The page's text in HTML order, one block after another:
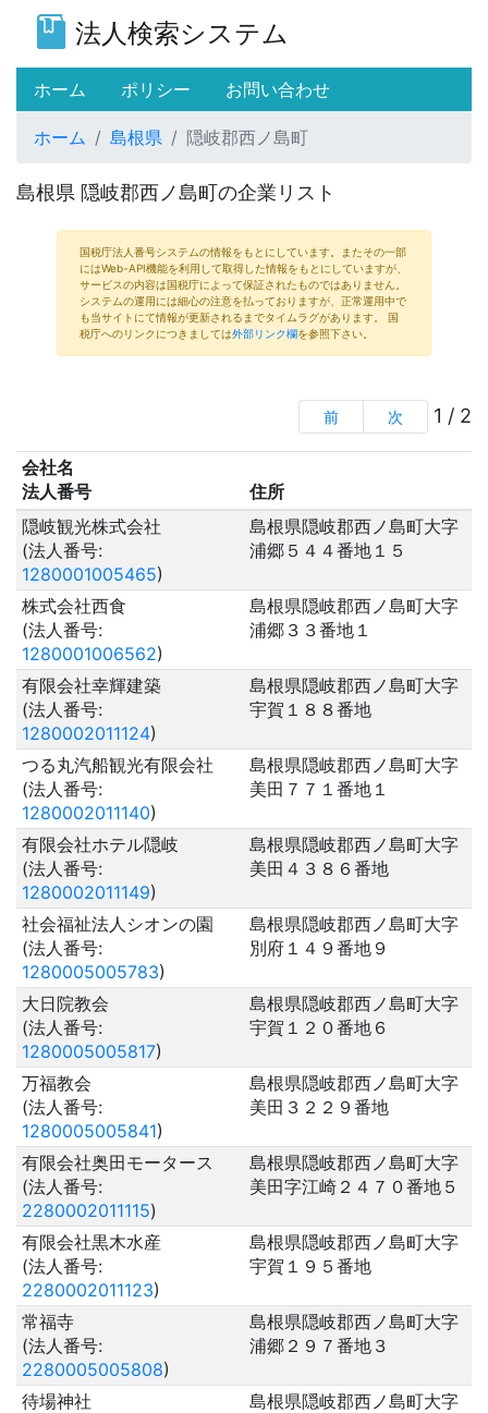
法人検索システム
ホーム (current)
ポリシー お問い合わせ
ホーム 島根県 隠岐郡西ノ島町
島根県 隠岐郡西ノ島町の企業リスト
国税庁法人番号システムの情報をもとにしています。またその一部
にはWeb-API機能を利用して取得した情報をもとにしていますが、
サービスの内容は国税庁によって保証されたものではありません。
システムの運用には細心の注意を払っておりますが、正常運用中で
も当サイトにて情報が更新されるまでタイムラグがあります。 国
税庁へのリンクにつきましては外部リンク欄を参照下さい。
前 次 1 / 2
会社名
法人番号
住所
隠岐観光株式会社
(法人番号:
1280001005465)
島根県隠岐郡西ノ島町大字
浦郷５４４番地１５
株式会社西食
(法人番号:
1280001006562)
島根県隠岐郡西ノ島町大字
浦郷３３番地１
有限会社幸輝建築
(法人番号:
1280002011124)
島根県隠岐郡西ノ島町大字
宇賀１８８番地
つる丸汽船観光有限会社
(法人番号:
1280002011140)
島根県隠岐郡西ノ島町大字
美田７７１番地１
有限会社ホテル隠岐
(法人番号:
1280002011149)
島根県隠岐郡西ノ島町大字
美田４３８６番地
社会福祉法人シオンの園
(法人番号:
1280005005783)
島根県隠岐郡西ノ島町大字
別府１４９番地９
大日院教会
(法人番号:
1280005005817)
島根県隠岐郡西ノ島町大字
宇賀１２０番地６
万福教会
(法人番号:
1280005005841)
島根県隠岐郡西ノ島町大字
美田３２２９番地
有限会社奥田モータース
(法人番号:
2280002011115)
島根県隠岐郡西ノ島町大字
美田字江崎２４７０番地５
有限会社黒木水産
(法人番号:
2280002011123)
島根県隠岐郡西ノ島町大字
宇賀１９５番地
常福寺
(法人番号:
2280005005808)
島根県隠岐郡西ノ島町大字
浦郷２９７番地３
待場神社
島根県隠岐郡西ノ島町大字